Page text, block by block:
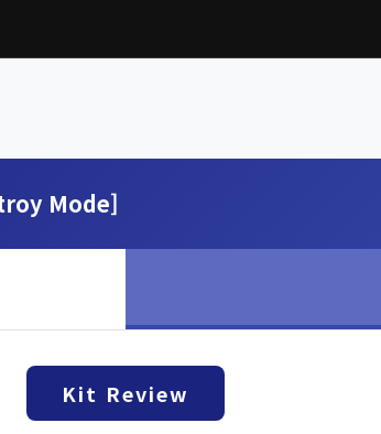
Mode]
Kit Review